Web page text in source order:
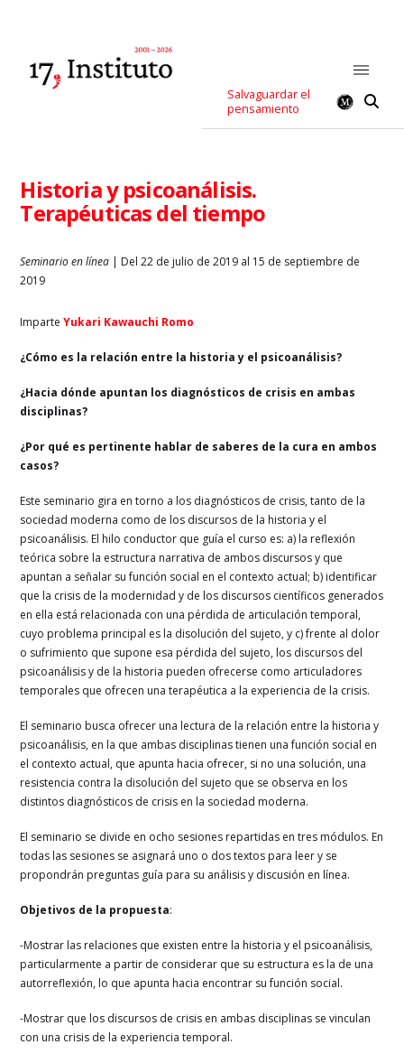
Salvaguardar el
pensamiento
Historia y psicoanálisis.
Terapéuticas del tiempo
Seminario en línea | Del 22 de julio de 2019 al 15 de septiembre de
2019
Imparte Yukari Kawauchi Romo
¿Cómo es la relación entre la historia y el psicoanálisis?
¿Hacia dónde apuntan los diagnósticos de crisis en ambas
disciplinas?
¿Por qué es pertinente hablar de saberes de la cura en ambos
casos?
Este seminario gira en torno a los diagnósticos de crisis, tanto de la
sociedad moderna como de los discursos de la historia y el
psicoanálisis. El hilo conductor que guía el curso es: a) la reflexión
teórica sobre la estructura narrativa de ambos discursos y que
apuntan a señalar su función social en el contexto actual; b) identificar
que la crisis de la modernidad y de los discursos científicos generados
en ella está relacionada con una pérdida de articulación temporal,
cuyo problema principal es la disolución del sujeto, y c) frente al dolor
o sufrimiento que supone esa pérdida del sujeto, los discursos del
psicoanálisis y de la historia pueden ofrecerse como articuladores
temporales que ofrecen una terapéutica a la experiencia de la crisis.
El seminario busca ofrecer una lectura de la relación entre la historia y
psicoanálisis, en la que ambas disciplinas tienen una función social en
el contexto actual, que apunta hacia ofrecer, si no una solución, una
resistencia contra la disolución del sujeto que se observa en los
distintos diagnósticos de crisis en la sociedad moderna.
El seminario se divide en ocho sesiones repartidas en tres módulos. En
todas las sesiones se asignará uno o dos textos para leer y se
propondrán preguntas guía para su análisis y discusión en línea.
Objetivos de la propuesta:
-Mostrar las relaciones que existen entre la historia y el psicoanálisis,
particularmente a partir de considerar que su estructura es la de una
autorreflexión, lo que apunta hacia encontrar su función social.
-Mostrar que los discursos de crisis en ambas disciplinas se vinculan
con una crisis de la experiencia temporal.